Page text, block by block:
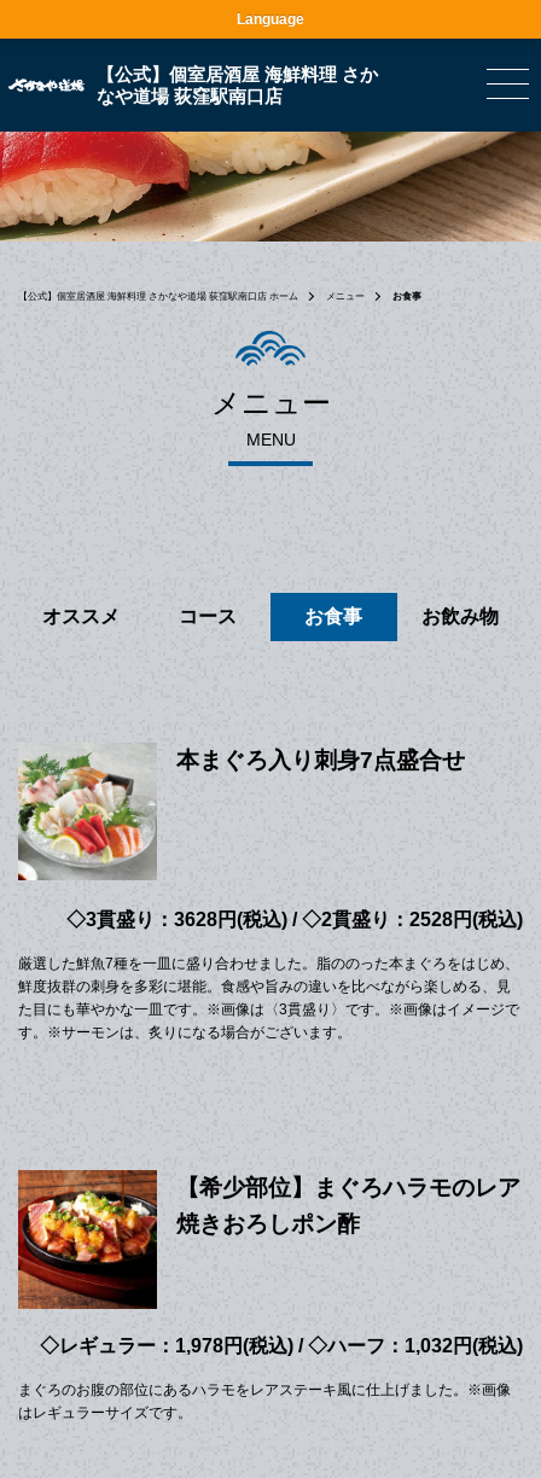
【公式】個室居酒屋 海鮮料理 さか
なや道場 荻窪駅南口店
【公式】個室居酒屋 海鮮料理 さかなや道場 荻窪駅南口店 ホーム メニュー お食事
メニュー
MENU
オススメ コース お食事 お飲み物
本まぐろ入り刺身7点盛合せ
◇3貫盛り：3628円(税込) / ◇2貫盛り：2528円(税込)
厳選した鮮魚7種を一皿に盛り合わせました。脂ののった本まぐろをはじめ、
鮮度抜群の刺身を多彩に堪能。食感や旨みの違いを比べながら楽しめる、見
た目にも華やかな一皿です。※画像は〈3貫盛り〉です。※画像はイメージで
す。※サーモンは、炙りになる場合がございます。
【希少部位】まぐろハラモのレア
焼きおろしポン酢
◇レギュラー：1,978円(税込) / ◇ハーフ：1,032円(税込)
まぐろのお腹の部位にあるハラモをレアステーキ風に仕上げました。※画像
はレギュラーサイズです。
Language